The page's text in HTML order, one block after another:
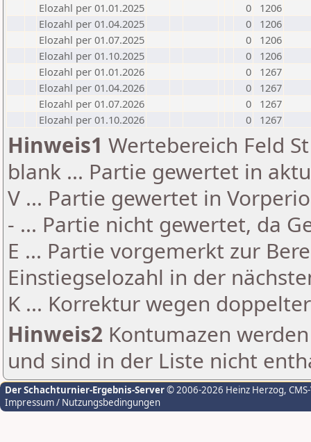
Elozahl per 01.01.2025
0
1206
Elozahl per 01.04.2025
0
1206
Elozahl per 01.07.2025
0
1206
Elozahl per 01.10.2025
0
1206
Elozahl per 01.01.2026
0
1267
Elozahl per 01.04.2026
0
1267
Elozahl per 01.07.2026
0
1267
Elozahl per 01.10.2026
0 1267
Hinweis1 Wertebereich Feld
blank ... Partie gewertet in
V ... Partie gewertet in
- ... Partie nicht gewertet, da
E ... Partie vorgemerkt zur
Einstiegselozahl in der
K ... Korrektur wegen
Hinweis2 Kontumazen
und sind in der Liste nicht
Der Schachturnier-Ergebnis-Server© 2006-2026 Heinz Herzog,
Impressum / Nutzungsbedingungen